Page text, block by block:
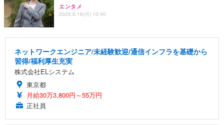
エンタメ
2025.6.16(月) 10:40
ネットワークエンジニア/未経験歓迎/通信インフラを基礎から
習得/福利厚生充実
株式会社ELシステム
東京都
月給30万3,800円～55万円
正社員